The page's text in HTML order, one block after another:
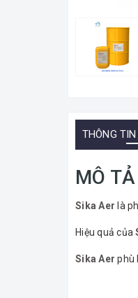
THÔNG
MÔ TẢ
Sika Aer là
Hiệu quả của
Sika Aer phù